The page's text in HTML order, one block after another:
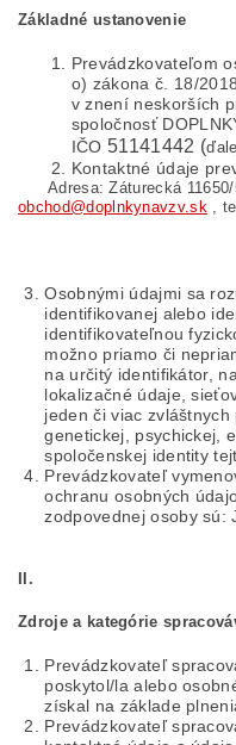
Základné ustanovenie
Prevádzkovateľom
o) zákona č. 18/
v znení neskorších
spoločnosť
IČO 51141442 (
Kontaktné údaje
Adresa:Záturecká
obchod@doplnkynavzv.sk ,
Osobnými údajmi sa
identifikovanej alebo
identifikovateľnou
možno priamo či
na určitý identifikátor,
lokalizačné údaje,
jeden či viac zvláštnych
genetickej, psychickej,
spoločenskej identity
Prevádzkovateľ
ochranu osobných
zodpovednej osoby sú:
II.
Zdroje a kategórie
Prevádzkovateľ
poskytol/la alebo
získal na základe
Prevádzkovateľ